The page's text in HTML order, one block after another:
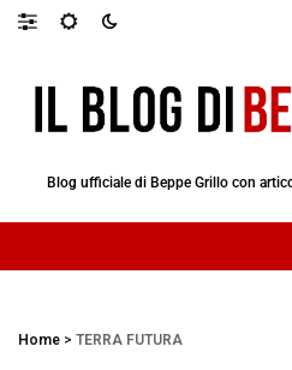
Blog ufficiale di Beppe Grillo con
Home > TERRA FUTURA